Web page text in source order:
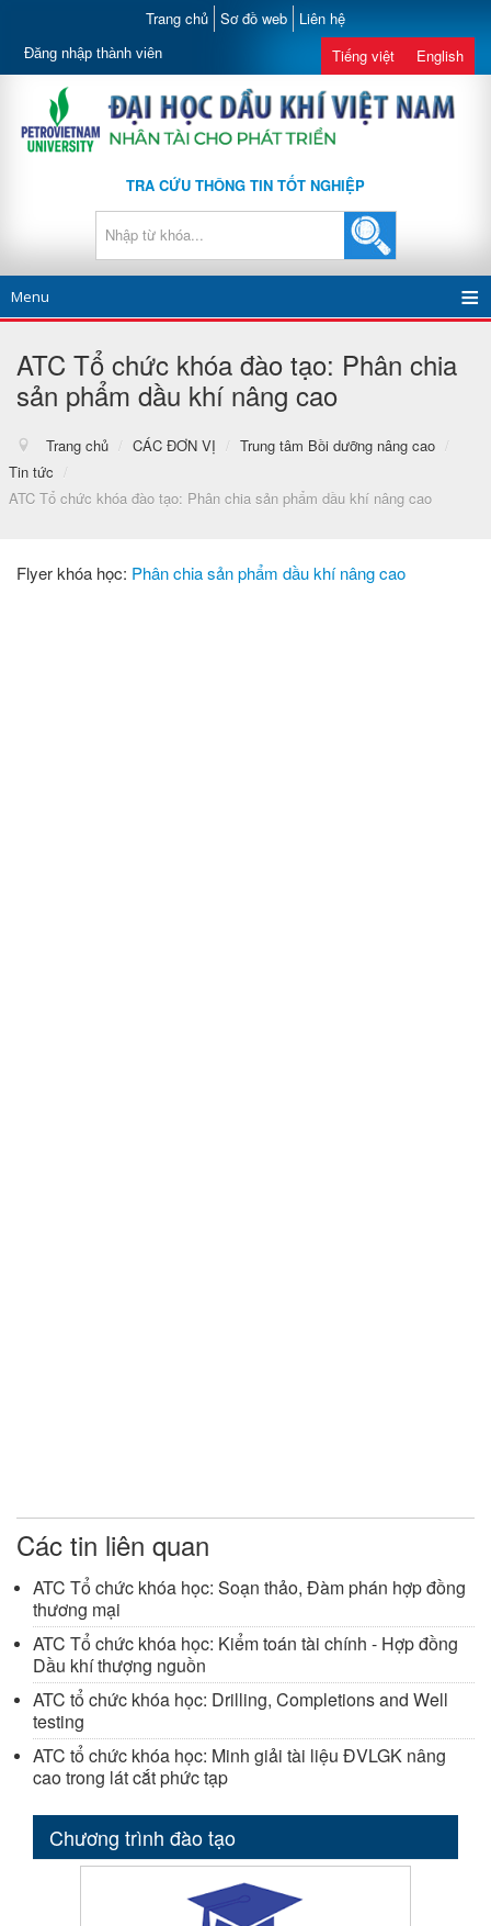
Trang chủ Sơ đồ web Liên hệ
Đăng nhập thành viên Tiếng việt English
TRA CỨU THÔNG TIN TỐT NGHIỆP
Menu
ATC Tổ chức khóa đào tạo: Phân chia
sản phẩm dầu khí nâng cao
Trang chủ / CÁC ĐƠN VỊ / Trung tâm Bồi dưỡng nâng cao
/
Tin tức
/
ATC Tổ chức khóa đào tạo: Phân chia sản phẩm dầu khí nâng cao
Flyer khóa học: Phân chia sản phẩm dầu khí nâng cao
Các tin liên quan
ATC Tổ chức khóa học: Soạn thảo, Đàm phán hợp đồng
thương mại
ATC Tổ chức khóa học: Kiểm toán tài chính - Hợp đồng
Dầu khí thượng nguồn
ATC tổ chức khóa học: Drilling, Completions and Well
testing
ATC tổ chức khóa học: Minh giải tài liệu ĐVLGK nâng
cao trong lát cắt phức tạp
Chương trình đào tạo